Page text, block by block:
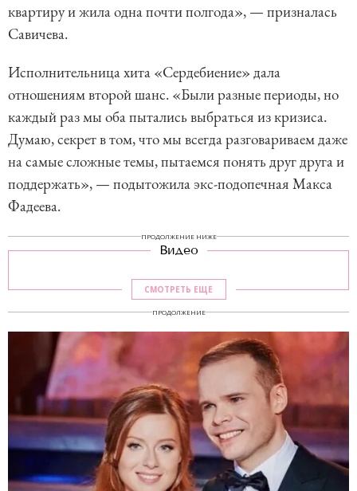
квартиру и жила одна почти полгода», — призналась
Савичева.
Исполнительница хита «Сердебиение» дала
отношениям второй шанс. «Были разные периоды, но
каждый раз мы оба пытались выбраться из кризиса.
Думаю, секрет в том, что мы всегда разговариваем даже
на самые сложные темы, пытаемся понять друг друга и
поддержать», — подытожила экс-подопечная Макса
Фадеева.
ПРОДОЛЖЕНИЕ НИЖЕ
Видео
СМОТРЕТЬ ЕЩЕ
ПРОДОЛЖЕНИЕ